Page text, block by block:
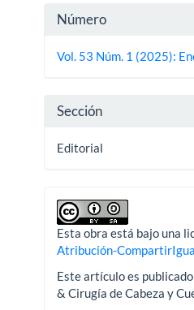
Detalles
del
Número
Vol. 53 Núm. 1 (2025):
Sección
Editorial
Esta obra está bajo una
Atribución-
Este artículo es
& Cirugía de Cabeza y